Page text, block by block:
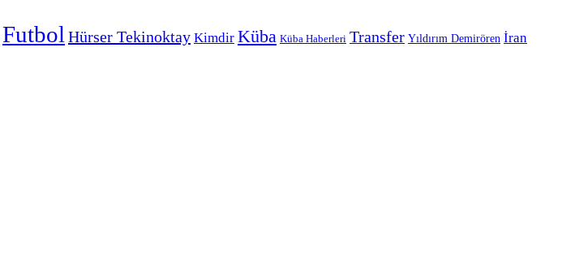
Futbol Hürser Tekinoktay Kimdir Küba Küba Haberleri Transfer Yıldırım Demirören İran